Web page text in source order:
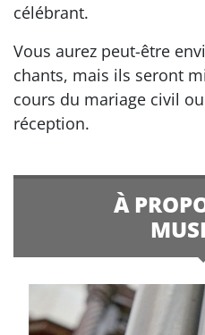
célébrant.
Vous aurez peut-être
chants, mais ils seront
cours du mariage civil
réception.
À